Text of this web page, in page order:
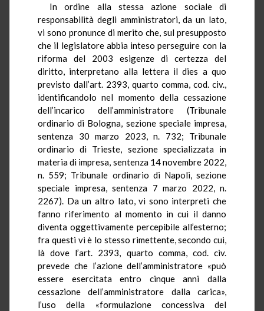
In ordine alla stessa azione sociale di
responsabilità degli amministratori, da un lato,
vi sono pronunce di merito che, sul presupposto
che il legislatore abbia inteso perseguire con la
riforma del 2003 esigenze di certezza del
diritto, interpretano alla lettera il dies a quo
previsto dall’art. 2393, quarto comma, cod. civ.,
identificandolo nel momento della cessazione
dell’incarico dell’amministratore (Tribunale
ordinario di Bologna, sezione speciale impresa,
sentenza 30 marzo 2023, n. 732; Tribunale
ordinario di Trieste, sezione specializzata in
materia di impresa, sentenza 14 novembre 2022,
n. 559; Tribunale ordinario di Napoli, sezione
speciale impresa, sentenza 7 marzo 2022, n.
2267). Da un altro lato, vi sono interpreti che
fanno riferimento al momento in cui il danno
diventa oggettivamente percepibile all’esterno;
fra questi vi è lo stesso rimettente, secondo cui,
là dove l’art. 2393, quarto comma, cod. civ.
prevede che l’azione dell’amministratore «può
essere esercitata entro cinque anni dalla
cessazione dell’amministratore dalla carica»,
l’uso della «formulazione concessiva del